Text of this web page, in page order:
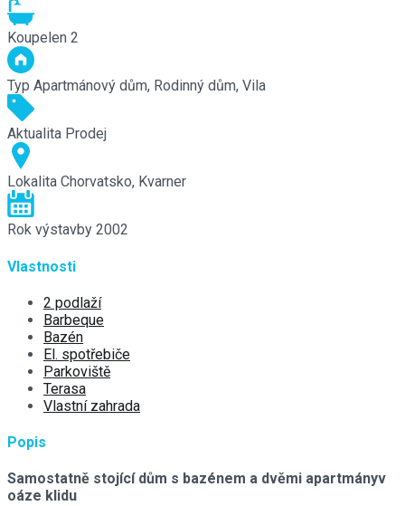
Koupelen 2
Typ Apartmánový dům, Rodinný dům, Vila
Aktualita Prodej
Lokalita Chorvatsko, Kvarner
Rok výstavby 2002
Vlastnosti
2 podlaží
Barbeque
Bazén
El. spotřebiče
Parkoviště
Terasa
Vlastní zahrada
Popis
Samostatně stojící dům s bazénem a dvěmi apartmányv
oáze klidu